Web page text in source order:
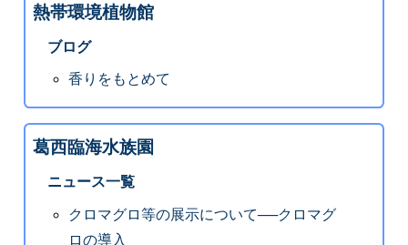
熱帯環境植物館
ブログ
香りをもとめて
葛西臨海水族園
ニュース一覧
クロマグロ等の展示について──クロマグ
ロの導入